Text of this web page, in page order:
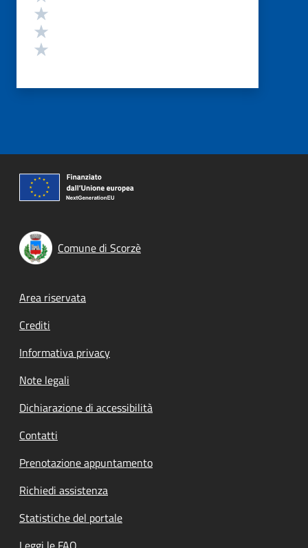
Comune di Scorzè
Footer menu
Area riservata
Crediti
Informativa privacy
Note legali
Dichiarazione di accessibilità
Contatti
Prenotazione appuntamento
Richiedi assistenza
Statistiche del portale